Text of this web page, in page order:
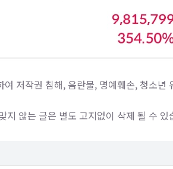
저작권 침해, 음란물, 명예훼손, 청소년
지 않는 글은 별도 고지없이 삭제 될 수 있